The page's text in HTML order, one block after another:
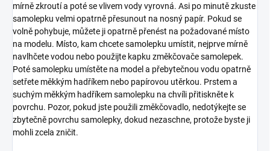
mírně zkroutí a poté se vlivem vody vyrovná. Asi po minutě zkuste
samolepku velmi opatrně přesunout na nosný papír. Pokud se
volně pohybuje, můžete ji opatrně přenést na požadované místo
na modelu. Místo, kam chcete samolepku umístit, nejprve mírně
navlhčete vodou nebo použijte kapku změkčovače samolepek.
Poté samolepku umístěte na model a přebytečnou vodu opatrně
setřete měkkým hadříkem nebo papírovou utěrkou. Prstem a
suchým měkkým hadříkem samolepku na chvíli přitiskněte k
povrchu. Pozor, pokud jste použili změkčovadlo, nedotýkejte se
zbytečně povrchu samolepky, dokud nezaschne, protože byste ji
mohli zcela zničit.